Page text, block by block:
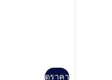
ดูราคา